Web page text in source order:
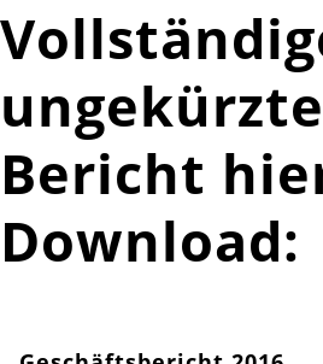
Bericht
Download: